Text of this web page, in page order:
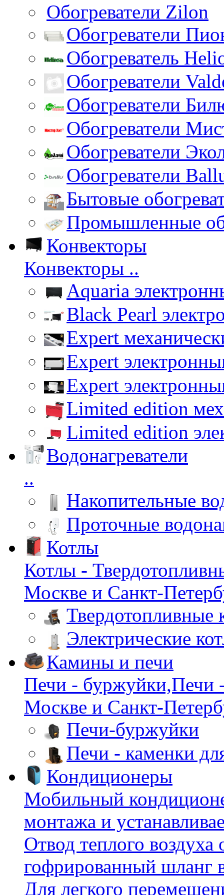
Обогреватели Zilon
Обогреватели
Обогреватель
Обогреватели
Обогреватели
Обогреватели
Обогреватели
Обогреватели
Бытовые
Промышленные
Конвекторы
Конвекторы ..
Aquaria
Black Pearl
Expert
Expert
Expert
Limited edition
Limited edition
Водонагреватели
..
Накопительные
Проточные
Котлы
Котлы -
Москве и Санкт-
Твердотопливные
Электрические
Камины и печи
Печи - буржуйки,Печи
Москве и Санкт-
Печи-буржуйки
Печи - каменки
Кондиционеры
Мобильный
монтажа и
Отвод теплого воздуха
гофрированный шланг
Для легкого